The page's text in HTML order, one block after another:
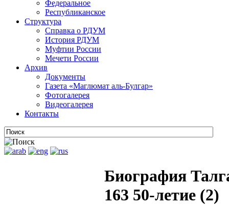
Федеральное
Республиканское
Структура
Справка о РДУМ
История РДУМ
Муфтии России
Мечети России
Архив
Документы
Газета «Маглюмат аль-Булгар»
Фотогалерея
Видеогалерея
Контакты
Биография
163 50-летие (2)